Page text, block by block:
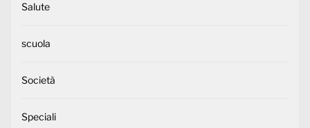
Salute
scuola
Società
Speciali